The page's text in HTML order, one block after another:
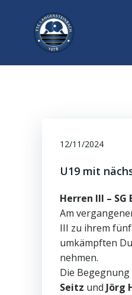
springen
12/11/2024
U19 mit
Herren III –
Am
III zu ihrem
umkämpften
nehmen.
Die
Seitz und Jörg